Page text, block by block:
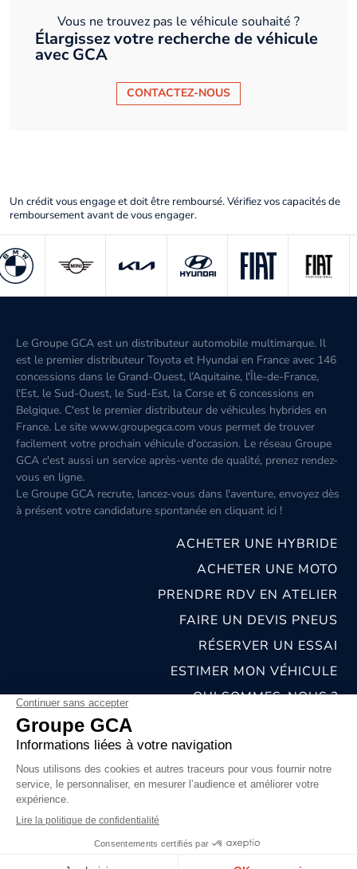
Vous ne trouvez pas le véhicule souhaité ?
Élargissez votre recherche de véhicule
avec GCA
CONTACTEZ-NOUS
Un crédit vous engage et doit être remboursé. Vérifiez vos capacités de
remboursement avant de vous engager.
Le Groupe GCA est un distributeur automobile multimarque. Il
est le premier distributeur Toyota et Hyundai en France avec 146
concessions dans le Grand-Ouest, l’Aquitaine, l'Île-de-France,
l'Est, le Sud-Ouest, le Sud-Est, la Corse et 6 concessions en
Belgique. C'est le premier distributeur de véhicules hybrides en
France. Le site www.groupegca.com vous permet de trouver
facilement votre prochain véhicule d'occasion. Le réseau Groupe
GCA c'est aussi un service après-vente de qualité, prenez rendez-
vous en ligne.
Le Groupe GCA recrute, lancez-vous dans l'aventure, envoyez dès
à présent votre candidature spontanée en cliquant ici !
ACHETER UNE HYBRIDE
ACHETER UNE MOTO
PRENDRE RDV EN ATELIER
FAIRE UN DEVIS PNEUS
RÉSERVER UN ESSAI
ESTIMER MON VÉHICULE
QUI SOMMES-NOUS ?
NOS CONCESSIONS & CARROSSERIES
MENTIONS LÉGALES
CONDITIONS GÉNÉRALES DE VENTE